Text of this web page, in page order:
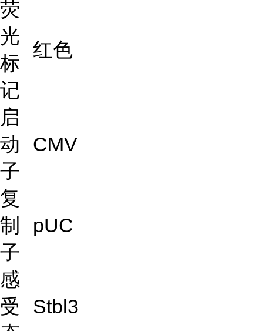
荧
光
标
记
红色
启
动
子
CMV
复
制
子
pUC
感
受
Stbl3